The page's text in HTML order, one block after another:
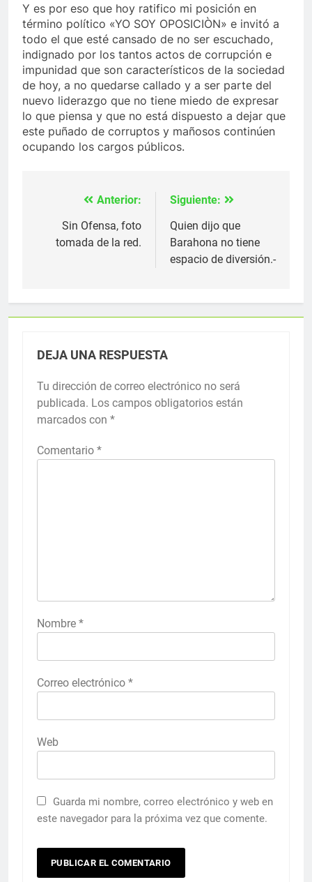
Y es por eso que hoy ratifico mi posición en
término político «YO SOY OPOSICIÒN» e invitó a
todo el que esté cansado de no ser escuchado,
indignado por los tantos actos de corrupción e
impunidad que son característicos de la sociedad
de hoy, a no quedarse callado y a ser parte del
nuevo liderazgo que no tiene miedo de expresar
lo que piensa y que no está dispuesto a dejar que
este puñado de corruptos y mañosos continúen
ocupando los cargos públicos.
Navegación
Anterior:
Sin Ofensa, foto
tomada de la red.
Siguiente:
Quien dijo que
Barahona no tiene
espacio de diversión.-
DEJA UNA RESPUESTA
Tu dirección de correo electrónico no será
publicada. Los campos obligatorios están
marcados con *
Comentario *
Nombre *
Correo electrónico *
Web
Guarda mi nombre, correo electrónico y web en
este navegador para la próxima vez que comente.